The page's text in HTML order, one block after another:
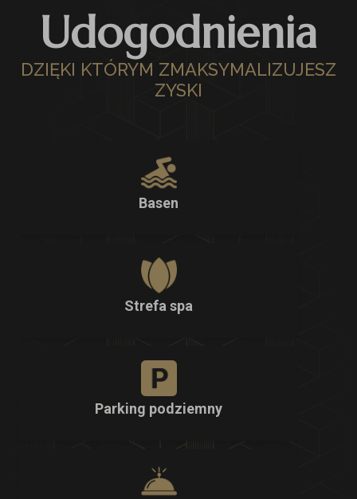
Udogodnienia
DZIĘKI KTÓRYM ZMAKSYMALIZUJESZ
ZYSKI
Basen
Strefa spa
Parking podziemny